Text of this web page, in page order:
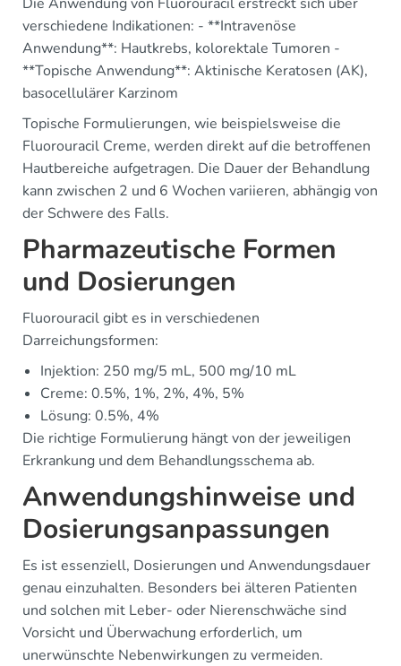
verschiedene Indikationen: - **Intravenöse
Anwendung**: Hautkrebs, kolorektale Tumoren -
**Topische Anwendung**: Aktinische Keratosen (AK),
basocellulärer Karzinom
Topische Formulierungen, wie beispielsweise die
Fluorouracil Creme, werden direkt auf die betroffenen
Hautbereiche aufgetragen. Die Dauer der Behandlung
kann zwischen 2 und 6 Wochen variieren, abhängig von
der Schwere des Falls.
Pharmazeutische Formen
und Dosierungen
Fluorouracil gibt es in verschiedenen
Darreichungsformen:
Injektion: 250 mg/5 mL, 500 mg/10 mL
Creme: 0.5%, 1%, 2%, 4%, 5%
Lösung: 0.5%, 4%
Die richtige Formulierung hängt von der jeweiligen
Erkrankung und dem Behandlungsschema ab.
Anwendungshinweise und
Dosierungsanpassungen
Es ist essenziell, Dosierungen und Anwendungsdauer
genau einzuhalten. Besonders bei älteren Patienten
und solchen mit Leber- oder Nierenschwäche sind
Vorsicht und Überwachung erforderlich, um
unerwünschte Nebenwirkungen zu vermeiden.